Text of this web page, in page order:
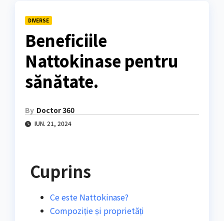
DIVERSE
Beneficiile
Nattokinase pentru
sănătate.
By Doctor 360
IUN. 21, 2024
Cuprins
Ce este Nattokinase?
Compoziție și proprietăți